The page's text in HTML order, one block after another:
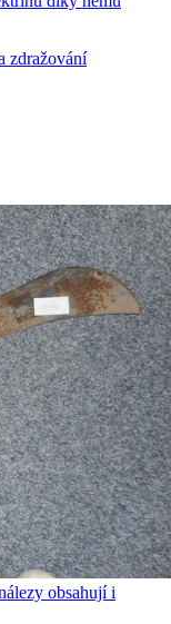
zdražování
obsahují i